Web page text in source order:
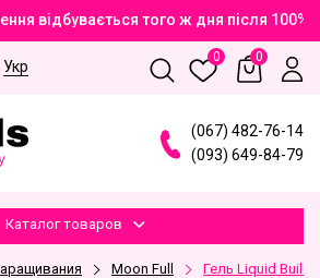
відбувається того ж дня після
Укр
0 0
(067) 482-76-14
(093) 649-84-79
Каталог товаров
Moon Full Гель Liquid